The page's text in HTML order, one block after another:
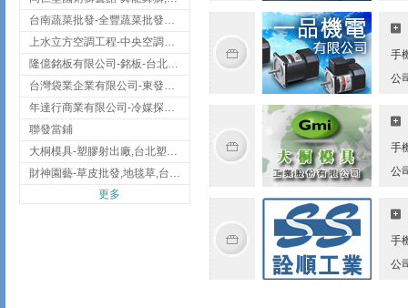
台南蔬菜批發-全豐蔬菜批發專送/台南蔬菜箱宅配到府
上水立方空調工程-中央空調規劃,台北中央空調規劃
隆億銘板有限公司-銘板-台北銘板-板橋銘板
台灣袋業企業有限公司-東發企業社/台中太空袋/太空包
年達行商業有限公司-冷媒探漏儀,壓力錶組,真空泵浦,台北冷凍空調材料
聯發當鋪
大桐模具-塑膠射出廠,台北塑膠射出廠
財神園藝-草皮批發,地毯草,台北草,彰化地毯草,彰化台北草
更多
手
公
手
公
手
公